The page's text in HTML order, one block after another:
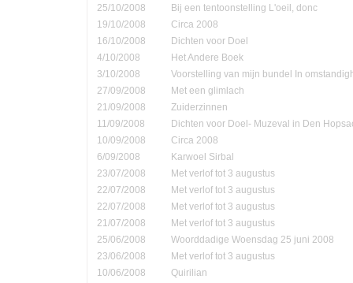
25/10/2008
Bij een tentoonstelling L'oeil, donc
19/10/2008
Circa 2008
16/10/2008
Dichten voor Doel
4/10/2008
Het Andere Boek
3/10/2008
Voorstelling van mijn bundel In
27/09/2008
Met een glimlach
21/09/2008
Zuiderzinnen
11/09/2008
Dichten voor Doel- Muzeval in Den
10/09/2008
Circa 2008
6/09/2008
Karwoel Sirbal
23/07/2008
Met verlof tot 3 augustus
22/07/2008
Met verlof tot 3 augustus
22/07/2008
Met verlof tot 3 augustus
21/07/2008
Met verlof tot 3 augustus
25/06/2008
Woorddadige Woensdag 25 juni 2008
23/06/2008
Met verlof tot 3 augustus
10/06/2008
Quirilian